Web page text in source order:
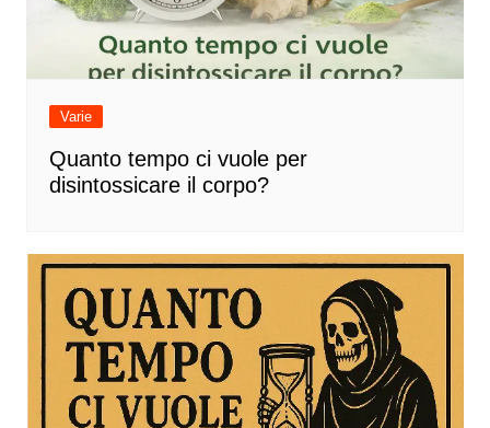
Varie
Quanto tempo ci vuole per
disintossicare il corpo?